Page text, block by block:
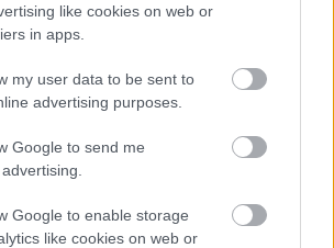
like cookies on web or
in apps.
my user data to be sent to
advertising purposes.
Google to send me
Google to enable storage
like cookies on web or